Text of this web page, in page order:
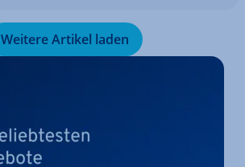
Weitere Artikel laden